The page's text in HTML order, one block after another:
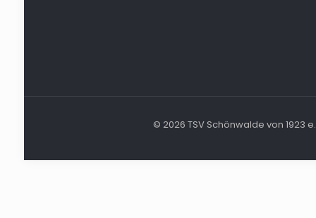
© 2026 TSV Schönwalde von 1923